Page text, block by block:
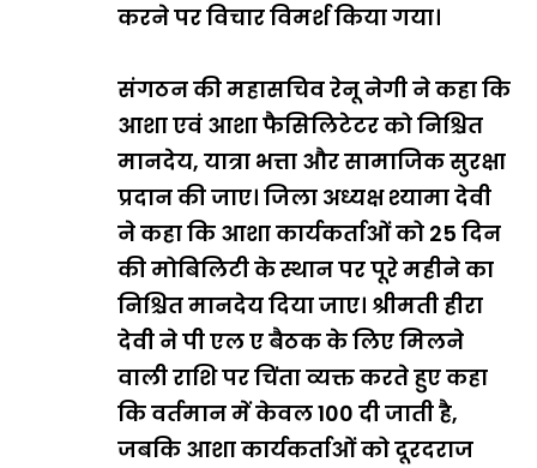
करने पर विचार विमर्श किया गया।
संगठन की महासचिव रेनू नेगी ने कहा कि
आशा एवं आशा फैसिलिटेटर को निश्चित
मानदेय, यात्रा भत्ता और सामाजिक सुरक्षा
प्रदान की जाए। जिला अध्यक्ष श्यामा देवी
ने कहा कि आशा कार्यकर्ताओं को 25 दिन
की मोबिलिटी के स्थान पर पूरे महीने का
निश्चित मानदेय दिया जाए। श्रीमती हीरा
देवी ने पी एल ए बैठक के लिए मिलने
वाली राशि पर चिंता व्यक्त करते हुए कहा
कि वर्तमान में केवल ₹100 दी जाती है,
जबकि आशा कार्यकर्ताओं को दूरदराज